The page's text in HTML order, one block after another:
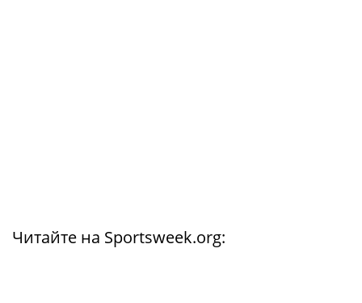
Читайте на Sportsweek.org: